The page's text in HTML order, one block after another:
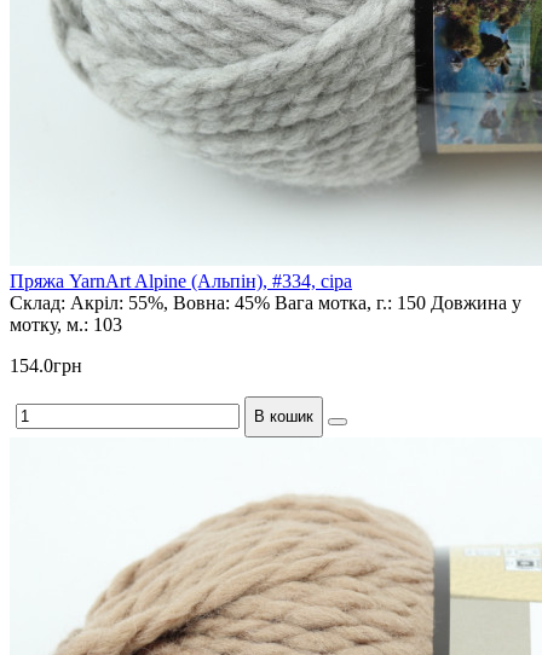
Пряжа YarnArt Alpine (Альпін), #334, сіра
Склад: Акріл: 55%, Вовна: 45% Вага мотка, г.: 150 Довжина у
мотку, м.: 103
154.0грн
В кошик